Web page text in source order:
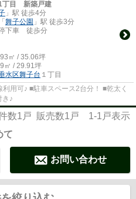
丁目 新築戸建
」駅 徒歩4分
「舞子公園 」駅 徒歩3分
停下車 徒歩分
㎡ / 35.06坪
㎡ / 29.91坪
水区舞子台 １丁目
用可♪ ■駐車スペース2台分！ ■乾太く
き♪
数1 戸 販売数1 戸 1-1 戸表示
て
お問い合わせ